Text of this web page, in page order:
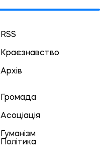
RSS
Краєзнавство
Архів
Громада
Асоціація
Гуманізм
Політика